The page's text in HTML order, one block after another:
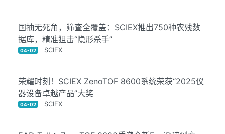
国抽无死角，筛查全覆盖：SCIEX推出750种农残数
据库，精准狙击“隐形杀手”
04-02 SCIEX
荣耀时刻！SCIEX ZenoTOF 8600系统荣获“2025仪
器设备卓越产品”大奖
04-02 SCIEX